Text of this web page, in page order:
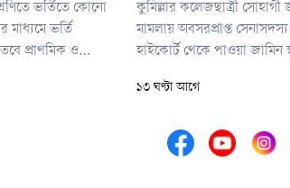
ভর্তিতে কোনো
মাধ্যমে ভর্তি
প্রাথমিক ও
কুমিল্লার কলেজছাত্রী সোহাগী
মামলায় অবসরপ্রাপ্ত
হাইকোর্ট থেকে পাওয়া
ঘণ্টার মধ্যে আত্মসমর্পণের
১৩ ঘণ্টা আগে